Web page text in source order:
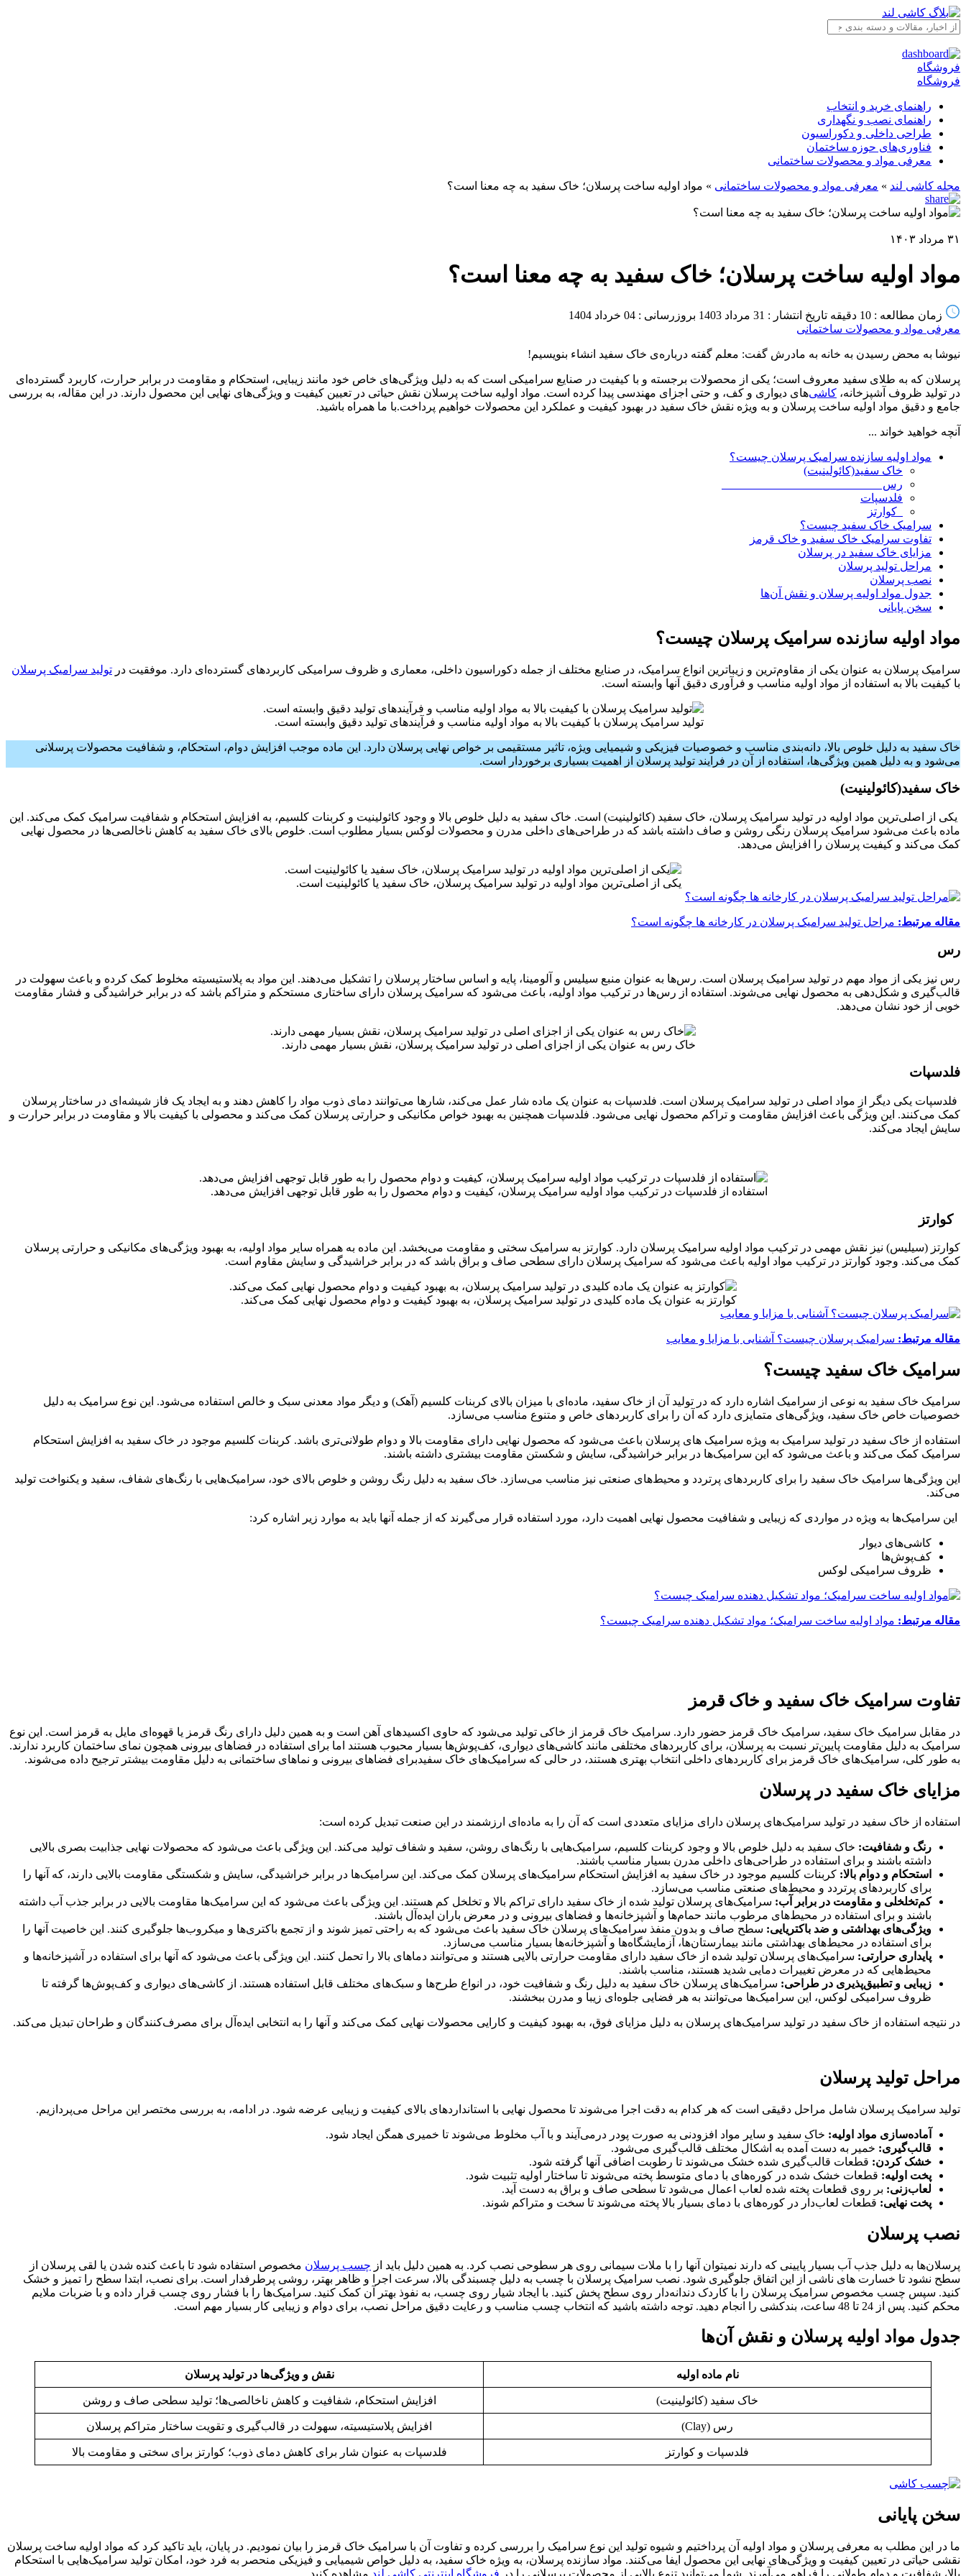
فروشگاه
فروشگاه
راهنمای خرید و انتخاب
راهنمای نصب و نگهداری
طراحی داخلی و دکوراسیون
فناوری‌های حوزه ساختمان
معرفی مواد و محصولات ساختمانی
مجله کاشی لند » معرفی مواد و محصولات ساختمانی » مواد اولیه ساخت پرسلان؛ خاک سفید به چه معنا است؟
۳۱ مرداد ۱۴۰۳
مواد اولیه ساخت پرسلان؛ خاک سفید به چه معنا است؟
زمان مطالعه : 10 دقیقه تاریخ انتشار : 31 مرداد 1403
بروزرسانی : 04 خرداد 1404
معرفی مواد و محصولات ساختمانی
نیوشا به محض رسیدن به خانه به مادرش گفت: معلم گفته درباره‌ی خاک سفید انشاء بنویسیم!
پرسلان که به طلای سفید معروف است؛ یکی از محصولات برجسته و با کیفیت در صنایع سرامیکی است که به دلیل ویژگی‌های خاص خود مانند زیبایی، استحکام و مقاومت در برابر حرارت، کاربرد گسترده‌ای
در تولید ظروف آشپزخانه، کاشی‌های دیواری و کف، و حتی اجزای مهندسی پیدا کرده است. مواد اولیه ساخت پرسلان نقش حیاتی در تعیین کیفیت و ویژگی‌های نهایی این محصول دارند. در این مقاله، به بررسی
جامع و دقیق مواد اولیه ساخت پرسلان و به ویژه نقش خاک سفید در بهبود کیفیت و عملکرد این محصولات خواهیم پرداخت.با ما همراه باشید.
آنچه خواهید خواند ...
مواد اولیه سازنده سرامیک پرسلان چیست؟
خاک سفید(کائولینیت)
رس
فلدسپات
کوارتز
سرامیک خاک سفید چیست؟
تفاوت سرامیک خاک سفید و خاک قرمز
مزایای خاک سفید در پرسلان
مراحل تولید پرسلان
نصب پرسلان
جدول مواد اولیه پرسلان و نقش آن‌ها
سخن پایانی
مواد اولیه سازنده سرامیک پرسلان چیست؟
سرامیک پرسلان به عنوان یکی از مقاوم‌ترین و زیباترین انواع سرامیک، در صنایع مختلف از جمله دکوراسیون داخلی، معماری و ظروف سرامیکی کاربردهای گسترده‌ای دارد. موفقیت در تولید سرامیک پرسلان
با کیفیت بالا به استفاده از مواد اولیه مناسب و فرآوری دقیق آنها وابسته است.
تولید سرامیک پرسلان با کیفیت بالا به مواد اولیه مناسب و فرآیندهای تولید دقیق وابسته است.
خاک سفید به دلیل خلوص بالا، دانه‌بندی مناسب و خصوصیات فیزیکی و شیمیایی ویژه، تاثیر مستقیمی بر خواص نهایی پرسلان دارد. این ماده موجب افزایش دوام، استحکام، و شفافیت محصولات پرسلانی
می‌شود و به دلیل همین ویژگی‌ها، استفاده از آن در فرایند تولید پرسلان از اهمیت بسیاری برخوردار است.
خاک سفید(کائولینیت)
یکی از اصلی‌ترین مواد اولیه در تولید سرامیک پرسلان، خاک سفید (کائولینیت) است. خاک سفید به دلیل خلوص بالا و وجود کائولینیت و کربنات کلسیم، به افزایش استحکام و شفافیت سرامیک کمک می‌کند. این
ماده باعث می‌شود سرامیک پرسلان رنگی روشن و صاف داشته باشد که در طراحی‌های داخلی مدرن و محصولات لوکس بسیار مطلوب است. خلوص بالای خاک سفید به کاهش ناخالصی‌ها در محصول نهایی
کمک می‌کند و کیفیت پرسلان را افزایش می‌دهد.
یکی از اصلی‌ترین مواد اولیه در تولید سرامیک پرسلان، خاک سفید یا کائولینیت است.
مقاله مرتبط: مراحل تولید سرامیک پرسلان در کارخانه ها چگونه است؟
رس
رس نیز یکی از مواد مهم در تولید سرامیک پرسلان است. رس‌ها به عنوان منبع سیلیس و آلومینا، پایه و اساس ساختار پرسلان را تشکیل می‌دهند. این مواد به پلاستیسیته مخلوط کمک کرده و باعث سهولت در
قالب‌گیری و شکل‌دهی به محصول نهایی می‌شوند. استفاده از رس‌ها در ترکیب مواد اولیه، باعث می‌شود که سرامیک پرسلان دارای ساختاری مستحکم و متراکم باشد که در برابر خراشیدگی و فشار مقاومت
خوبی از خود نشان می‌دهد.
خاک رس به عنوان یکی از اجزای اصلی در تولید سرامیک پرسلان، نقش بسیار مهمی دارند.
فلدسپات
فلدسپات یکی دیگر از مواد اصلی در تولید سرامیک پرسلان است. فلدسپات به عنوان یک ماده شار عمل می‌کند، شارها می‌توانند دمای ذوب مواد را کاهش دهند و به ایجاد یک فاز شیشه‌ای در ساختار پرسلان
کمک می‌کنند. این ویژگی باعث افزایش مقاومت و تراکم محصول نهایی می‌شود. فلدسپات همچنین به بهبود خواص مکانیکی و حرارتی پرسلان کمک می‌کند و محصولی با کیفیت بالا و مقاومت در برابر حرارت و
سایش ایجاد می‌کند.
استفاده از فلدسپات در ترکیب مواد اولیه سرامیک پرسلان، کیفیت و دوام محصول را به طور قابل توجهی افزایش می‌دهد.
کوارتز
کوارتز (سیلیس) نیز نقش مهمی در ترکیب مواد اولیه سرامیک پرسلان دارد. کوارتز به سرامیک سختی و مقاومت می‌بخشد. این ماده به همراه سایر مواد اولیه، به بهبود ویژگی‌های مکانیکی و حرارتی پرسلان
کمک می‌کند. وجود کوارتز در ترکیب مواد اولیه باعث می‌شود که سرامیک پرسلان دارای سطحی صاف و براق باشد که در برابر خراشیدگی و سایش مقاوم است.
کوارتز به عنوان یک ماده کلیدی در تولید سرامیک پرسلان، به بهبود کیفیت و دوام محصول نهایی کمک می‌کند.
مقاله مرتبط: سرامیک پرسلان چیست؟ آشنایی با مزایا و معایب
سرامیک خاک سفید چیست؟
سرامیک خاک سفید به نوعی از سرامیک اشاره دارد که در تولید آن از خاک سفید، ماده‌ای با میزان بالای کربنات کلسیم (آهک) و دیگر مواد معدنی سبک و خالص استفاده می‌شود. این نوع سرامیک به دلیل
خصوصیات خاص خاک سفید، ویژگی‌های متمایزی دارد که آن را برای کاربردهای خاص و متنوع مناسب می‌سازد.
استفاده از خاک سفید در تولید سرامیک به ویژه سرامیک های پرسلان باعث می‌شود که محصول نهایی دارای مقاومت بالا و دوام طولانی‌تری باشد. کربنات کلسیم موجود در خاک سفید به افزایش استحکام
سرامیک کمک می‌کند و باعث می‌شود که این سرامیک‌ها در برابر خراشیدگی، سایش و شکستن مقاومت بیشتری داشته باشند.
این ویژگی‌ها سرامیک خاک سفید را برای کاربردهای پرتردد و محیط‌های صنعتی نیز مناسب می‌سازد. خاک سفید به دلیل رنگ روشن و خلوص بالای خود، سرامیک‌هایی با رنگ‌های شفاف، سفید و یکنواخت تولید
می‌کند.
این سرامیک‌ها به ویژه در مواردی که زیبایی و شفافیت محصول نهایی اهمیت دارد، مورد استفاده قرار می‌گیرند که از جمله آنها باید به موارد زیر اشاره کرد:
کاشی‌های دیوار
کف‌پوش‌ها
ظروف سرامیکی لوکس
مقاله مرتبط: مواد اولیه ساخت سرامیک؛ مواد تشکیل دهنده سرامیک چیست؟
تفاوت سرامیک خاک سفید و خاک قرمز
در مقابل سرامیک خاک سفید، سرامیک خاک قرمز حضور دارد. سرامیک خاک قرمز از خاکی تولید می‌شود که حاوی اکسیدهای آهن است و به همین دلیل دارای رنگ قرمز یا قهوه‌ای مایل به قرمز است. این نوع
سرامیک به دلیل مقاومت پایین‌تر نسبت به پرسلان، برای کاربردهای مختلفی مانند کاشی‌های دیواری، کف‌پوش‌ها بسیار محبوب هستند اما برای استفاده در فضاهای بیرونی همچون نمای ساختمان کاربرد ندارند.
به طور کلی، سرامیک‌های خاک قرمز برای کاربردهای داخلی انتخاب بهتری هستند، در حالی که سرامیک‌های خاک سفیدبرای فضاهای بیرونی و نماهای ساختمانی به دلیل مقاومت بیشتر ترجیح داده می‌شوند.
مزایای خاک سفید در پرسلان
استفاده از خاک سفید در تولید سرامیک‌های پرسلان دارای مزایای متعددی است که آن را به ماده‌ای ارزشمند در این صنعت تبدیل کرده است:
رنگ و شفافیت: خاک سفید به دلیل خلوص بالا و وجود کربنات کلسیم، سرامیک‌هایی با رنگ‌های روشن، سفید و شفاف تولید می‌کند. این ویژگی باعث می‌شود که محصولات نهایی جذابیت بصری بالایی
داشته باشند و برای استفاده در طراحی‌های داخلی مدرن بسیار مناسب باشند.
استحکام و دوام بالا: کربنات کلسیم موجود در خاک سفید به افزایش استحکام سرامیک‌های پرسلان کمک می‌کند. این سرامیک‌ها در برابر خراشیدگی، سایش و شکستگی مقاومت بالایی دارند، که آنها را
برای کاربردهای پرتردد و محیط‌های صنعتی مناسب می‌سازد.
کم‌تخلخلی و مقاومت در برابر آب: سرامیک‌های پرسلان تولید شده از خاک سفید دارای تراکم بالا و تخلخل کم هستند. این ویژگی باعث می‌شود که این سرامیک‌ها مقاومت بالایی در برابر جذب آب داشته
باشند و برای استفاده در محیط‌های مرطوب مانند حمام‌ها و آشپزخانه‌ها و فضاهای بیرونی و در معرض باران ایده‌آل باشند.
ویژگی‌های بهداشتی و ضد باکتریایی: سطح صاف و بدون منفذ سرامیک‌های پرسلان خاک سفید باعث می‌شود که به راحتی تمیز شوند و از تجمع باکتری‌ها و میکروب‌ها جلوگیری کنند. این خاصیت آنها را
برای استفاده در محیط‌های بهداشتی مانند بیمارستان‌ها، آزمایشگاه‌ها و آشپزخانه‌ها بسیار مناسب می‌سازد.
پایداری حرارتی: سرامیک‌های پرسلان تولید شده از خاک سفید دارای مقاومت حرارتی بالایی هستند و می‌توانند دماهای بالا را تحمل کنند. این ویژگی باعث می‌شود که آنها برای استفاده در آشپزخانه‌ها و
محیط‌هایی که در معرض تغییرات دمایی شدید هستند، مناسب باشند.
زیبایی و تطبیق‌پذیری در طراحی: سرامیک‌های پرسلان خاک سفید به دلیل رنگ و شفافیت خود، در انواع طرح‌ها و سبک‌های مختلف قابل استفاده هستند. از کاشی‌های دیواری و کف‌پوش‌ها گرفته تا
ظروف سرامیکی لوکس، این سرامیک‌ها می‌توانند به هر فضایی جلوه‌ای زیبا و مدرن ببخشند.
در نتیجه استفاده از خاک سفید در تولید سرامیک‌های پرسلان به دلیل مزایای فوق، به بهبود کیفیت و کارایی محصولات نهایی کمک می‌کند و آنها را به انتخابی ایده‌آل برای مصرف‌کنندگان و طراحان تبدیل می‌کند.
مراحل تولید پرسلان
تولید سرامیک پرسلان شامل مراحل دقیقی است که هر کدام به دقت اجرا می‌شوند تا محصول نهایی با استانداردهای بالای کیفیت و زیبایی عرضه شود. در ادامه، به بررسی مختصر این مراحل می‌پردازیم.
آماده‌سازی مواد اولیه: خاک سفید و سایر مواد افزودنی به صورت پودر درمی‌آیند و با آب مخلوط می‌شوند تا خمیری همگن ایجاد شود.
قالب‌گیری: خمیر به دست آمده به اشکال مختلف قالب‌گیری می‌شود.
خشک کردن: قطعات قالب‌گیری شده خشک می‌شوند تا رطوبت اضافی آنها گرفته شود.
پخت اولیه: قطعات خشک شده در کوره‌های با دمای متوسط پخته می‌شوند تا ساختار اولیه تثبیت شود.
لعاب‌زنی: بر روی قطعات پخته شده لعاب اعمال می‌شود تا سطحی صاف و براق به دست آید.
پخت نهایی: قطعات لعاب‌دار در کوره‌های با دمای بسیار بالا پخته می‌شوند تا سخت و متراکم شوند.
نصب پرسلان
پرسلان‌ها به دلیل جذب آب بسیار پایینی که دارند نمیتوان آنها را با ملات سیمانی روی هر سطوحی نصب کرد. به همین دلیل باید از چسب پرسلان مخصوص استفاده شود تا باعث کنده شدن یا لقی پرسلان از
سطح نشود تا خسارت های ناشی از این اتفاق جلوگیری شود. نصب سرامیک پرسلان با چسب به دلیل چسبندگی بالا، سرعت اجرا و ظاهر بهتر، روشی پرطرفدار است. برای نصب، ابتدا سطح را تمیز و خشک
کنید. سپس چسب مخصوص سرامیک پرسلان را با کاردک دندانه‌دار روی سطح پخش کنید. با ایجاد شیار روی چسب، به نفوذ بهتر آن کمک کنید. سرامیک‌ها را با فشار روی چسب قرار داده و با ضربات ملایم
محکم کنید. پس از 24 تا 48 ساعت، بندکشی را انجام دهید. توجه داشته باشید که انتخاب چسب مناسب و رعایت دقیق مراحل نصب، برای دوام و زیبایی کار بسیار مهم است.
جدول مواد اولیه پرسلان و نقش آن‌ها
نام ماده اولیه نقش و ویژگی‌ها در تولید پرسلان
خاک سفید (کائولینیت) افزایش استحکام، شفافیت و کاهش ناخالصی‌ها؛ تولید سطحی صاف و روشن
رس (Clay) افزایش پلاستیسیته، سهولت در قالب‌گیری و تقویت ساختار متراکم پرسلان
فلدسپات و کوارتز فلدسپات به عنوان شار برای کاهش دمای ذوب؛ کوارتز برای سختی و مقاومت بالا
سخن پایانی
ما در این مطلب به معرفی پرسلان و مواد اولیه آن پرداختیم و شیوه تولید این نوع سرامیک را بررسی کرده و تفاوت آن با سرامیک خاک قرمز را بیان نمودیم. در پایان، باید تاکید کرد که مواد اولیه ساخت پرسلان
نقشی حیاتی در تعیین کیفیت و ویژگی‌های نهایی این محصول ایفا می‌کنند. مواد سازنده پرسلان، به ویژه خاک سفید، به دلیل خواص شیمیایی و فیزیکی منحصر به فرد خود، امکان تولید سرامیک‌هایی با استحکام